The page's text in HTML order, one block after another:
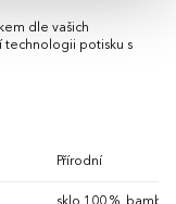
dle vašich
technologii potisku s
Přírodní